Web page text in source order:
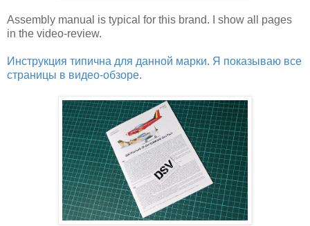
Assembly manual is typical for this brand. I show all pages
in the video-review.
Инструкция типична для данной марки. Я показываю все
страницы в видео-обзоре.